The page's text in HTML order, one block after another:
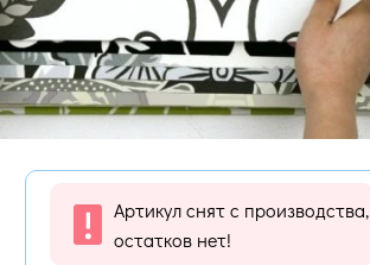
Артикул снят с производства,
остатков нет!